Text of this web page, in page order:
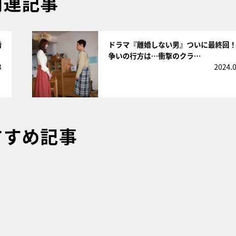
ドラマ『離婚しない男』ついに最終回
争いの行方は…衝撃のクラ…
め記事